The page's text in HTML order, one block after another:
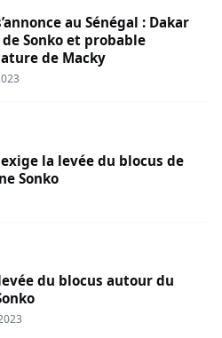
au Sénégal : Dakar
Sonko et probable
de Macky
la levée du blocus de
Sonko
du blocus autour du